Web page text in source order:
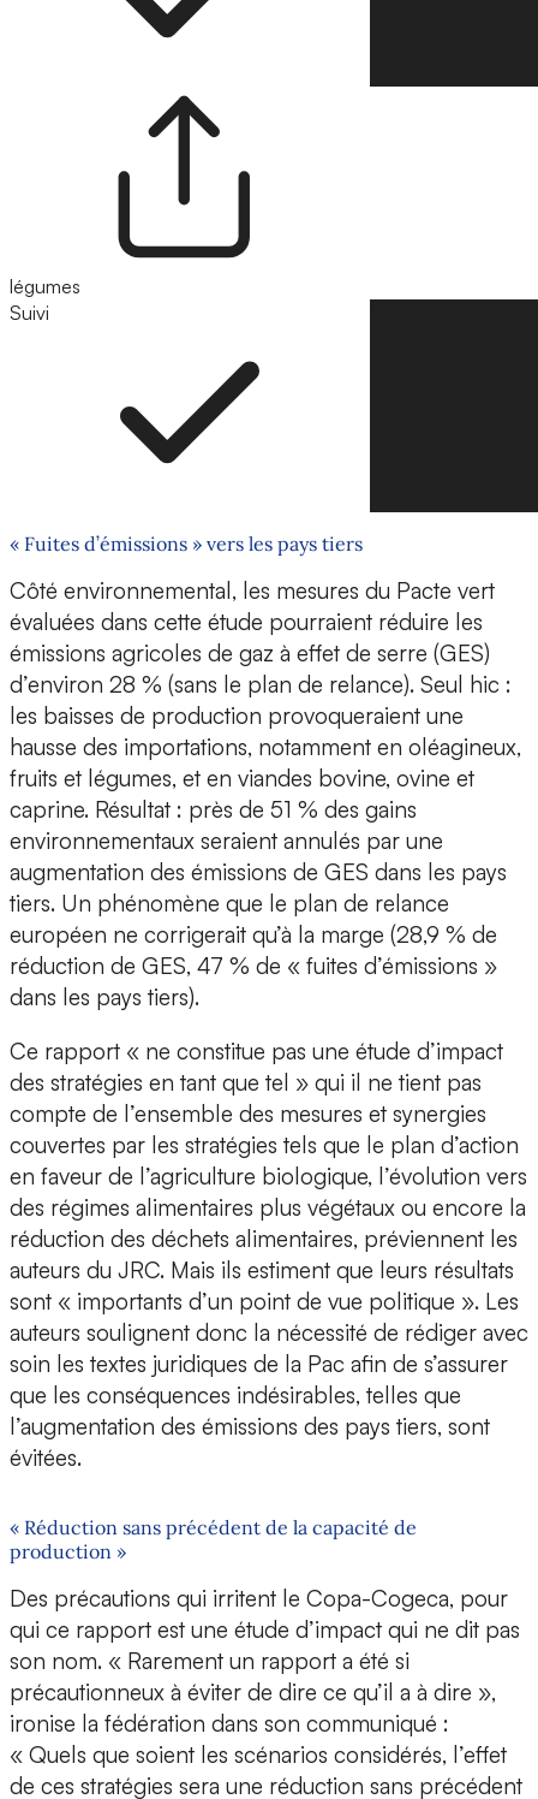
légumes
Suivi
« Fuites d’émissions » vers les pays tiers
Côté environnemental, les mesures du Pacte vert
évaluées dans cette étude pourraient réduire les
émissions agricoles de gaz à effet de serre (GES)
d’environ 28 % (sans le plan de relance). Seul hic :
les baisses de production provoqueraient une
hausse des importations, notamment en oléagineux,
fruits et légumes, et en viandes bovine, ovine et
caprine. Résultat : près de 51 % des gains
environnementaux seraient annulés par une
augmentation des émissions de GES dans les pays
tiers. Un phénomène que le plan de relance
européen ne corrigerait qu’à la marge (28,9 % de
réduction de GES, 47 % de « fuites d’émissions »
dans les pays tiers).
Ce rapport « ne constitue pas une étude d’impact
des stratégies en tant que tel » qui il ne tient pas
compte de l’ensemble des mesures et synergies
couvertes par les stratégies tels que le plan d’action
en faveur de l’agriculture biologique, l’évolution vers
des régimes alimentaires plus végétaux ou encore la
réduction des déchets alimentaires, préviennent les
auteurs du JRC. Mais ils estiment que leurs résultats
sont « importants d’un point de vue politique ». Les
auteurs soulignent donc la nécessité de rédiger avec
soin les textes juridiques de la Pac afin de s’assurer
que les conséquences indésirables, telles que
l’augmentation des émissions des pays tiers, sont
évitées.
« Réduction sans précédent de la capacité de
production »
Des précautions qui irritent le Copa-Cogeca, pour
qui ce rapport est une étude d’impact qui ne dit pas
son nom. « Rarement un rapport a été si
précautionneux à éviter de dire ce qu’il a à dire »,
ironise la fédération dans son communiqué :
« Quels que soient les scénarios considérés, l’effet
de ces stratégies sera une réduction sans précédent